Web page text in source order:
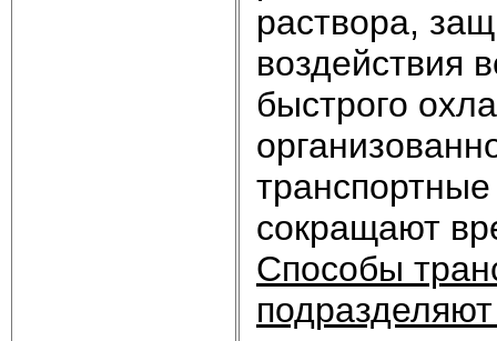
раствора,
воздействия
быстрого
сокращают
Способы